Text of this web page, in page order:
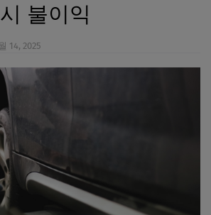
불이익
14, 2025